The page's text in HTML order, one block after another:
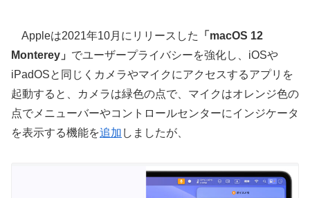
Appleは2021年10月にリリースした
「macOS 12
Monterey」 でユーザープライバシーを強化し、iOSや
iPadOSと同じくカメラやマイクにアクセスするアプリを
起動すると、カメラは緑色の点で、マイクはオレンジ色の
点でメニューバーやコントロールセンターにインジケータ
を表示する機能を追加 しましたが、